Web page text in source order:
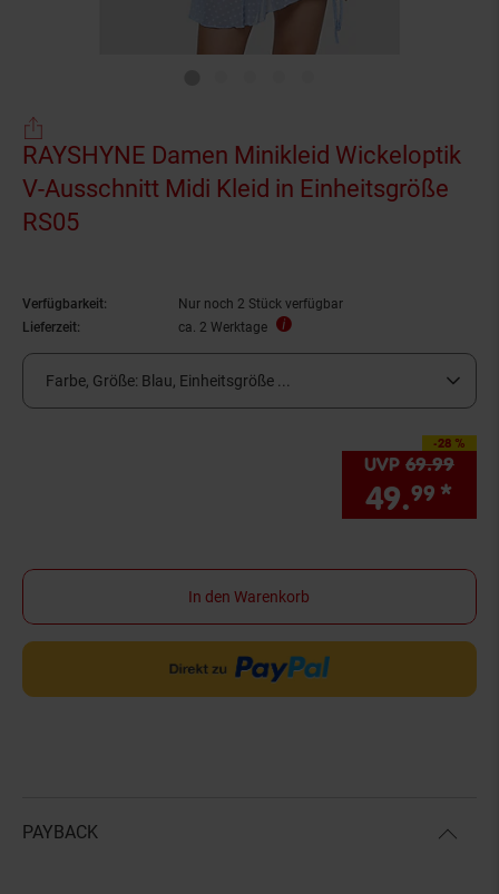
RAYSHYNE Damen Minikleid Wickeloptik
V-Ausschnitt Midi Kleid in Einheitsgröße
RS05
Verfügbarkeit:
Nur noch 2 Stück verfügbar
Lieferzeit:
ca. 2 Werktage
Farbe, Größe: Blau, Einheitsgröße ...
-28 %
Sie Sparen 28
UVP 69.99
49.99 *
In den Warenkorb
PAYBACK